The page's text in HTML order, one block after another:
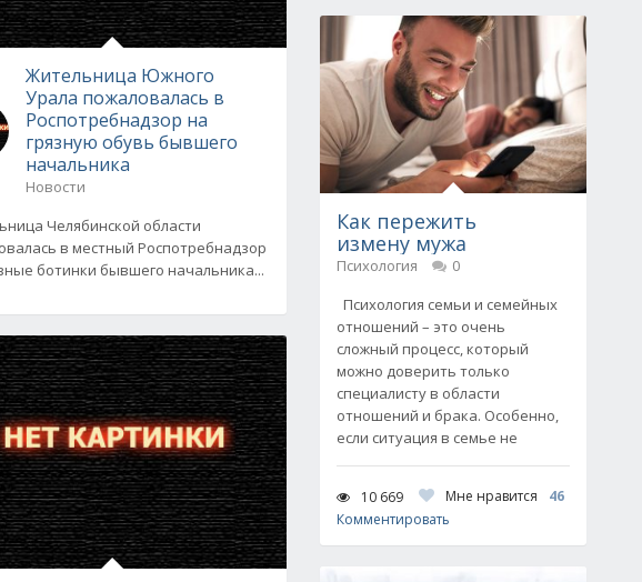
Жительница Южного
Урала пожаловалась в
Роспотребнадзор на
грязную обувь бывшего
начальника
Новости
Челябинской области
в местный Роспотребнадзор
ботинки бывшего начальника...
Как пережить
измену мужа
Психология
0
Психология семьи и семейных
отношений – это очень
сложный процесс, который
можно доверить только
специалисту в области
отношений и брака. Особенно,
если ситуация в семье не
10 669 Мне нравится
46
Комментировать